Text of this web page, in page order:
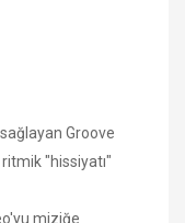
Groove
"hissiyatı"
miziğe